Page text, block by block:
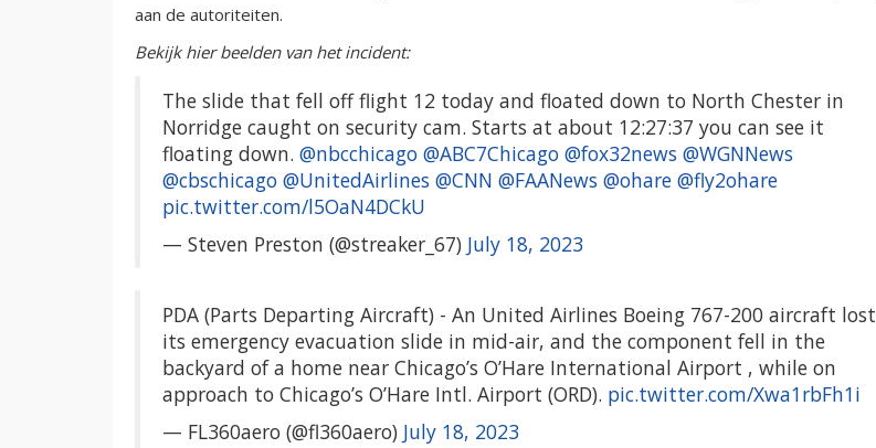
aan de autoriteiten.
Bekijk hier beelden van het incident:
The slide that fell off flight 12 today and floated down to North Chester in
Norridge caught on security cam. Starts at about 12:27:37 you can see it
floating down. @nbcchicago @ABC7Chicago @fox32news @WGNNews
@cbschicago @UnitedAirlines @CNN @FAANews @ohare @fly2ohare
pic.twitter.com/l5OaN4DCkU
— Steven Preston (@streaker_67) July 18, 2023
PDA (Parts Departing Aircraft) - An United Airlines Boeing 767-200 aircraft lost
its emergency evacuation slide in mid-air, and the component fell in the
backyard of a home near Chicago’s O’Hare International Airport , while on
approach to Chicago’s O’Hare Intl. Airport (ORD). pic.twitter.com/Xwa1rbFh1i
— FL360aero (@fl360aero) July 18, 2023